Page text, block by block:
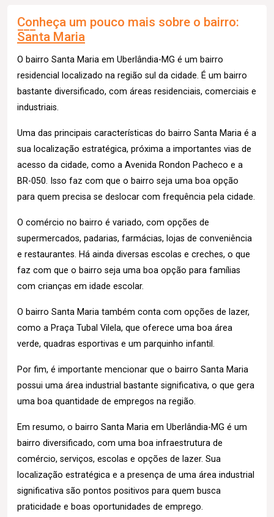
Conheça um pouco mais sobre o bairro:
Santa Maria
O bairro Santa Maria em Uberlândia-MG é um bairro
residencial localizado na região sul da cidade. É um bairro
bastante diversificado, com áreas residenciais, comerciais e
industriais.
Uma das principais características do bairro Santa Maria é a
sua localização estratégica, próxima a importantes vias de
acesso da cidade, como a Avenida Rondon Pacheco e a
BR-050. Isso faz com que o bairro seja uma boa opção
para quem precisa se deslocar com frequência pela cidade.
O comércio no bairro é variado, com opções de
supermercados, padarias, farmácias, lojas de conveniência
e restaurantes. Há ainda diversas escolas e creches, o que
faz com que o bairro seja uma boa opção para famílias
com crianças em idade escolar.
O bairro Santa Maria também conta com opções de lazer,
como a Praça Tubal Vilela, que oferece uma boa área
verde, quadras esportivas e um parquinho infantil.
Por fim, é importante mencionar que o bairro Santa Maria
possui uma área industrial bastante significativa, o que gera
uma boa quantidade de empregos na região.
Em resumo, o bairro Santa Maria em Uberlândia-MG é um
bairro diversificado, com uma boa infraestrutura de
comércio, serviços, escolas e opções de lazer. Sua
localização estratégica e a presença de uma área industrial
significativa são pontos positivos para quem busca
praticidade e boas oportunidades de emprego.